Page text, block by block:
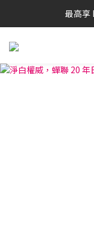
最高享